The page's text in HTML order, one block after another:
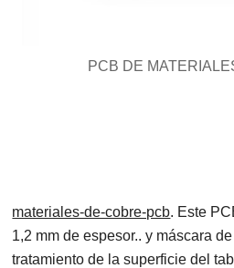
PCB DE
materiales-de-cobre-pcb. Este
1,2 mm de espesor.. y máscara
tratamiento de la superficie del